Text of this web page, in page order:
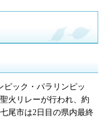
ピック・パラリンピッ
火リレーが行われ、約
尾市は2日目の県内最終